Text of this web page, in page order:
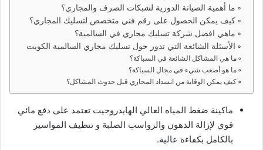
ما أهمية الصيانة الدورية لشبكات الصرف والمجاري؟
كيف يمكن الحصول على رقم فني متخصص لتسليك المجاري؟
ماهي افضل شركة تسليك مجاري في السالمية؟
الأسئلة الشائعة التي تدور حول تسليك مجاري السالمية الكويت
ما هي المشاكل الشائعة في السباكة؟
ما هو أصعب شيء في مجال السباكة؟
كيف يمكن الوقاية من انسداد المجاري قبل حدوث المشاكل؟
ماكينة ضغط المياه العالي الهايدروجيت تعتمد على دفع مائي
قوي لإزالة الدهون والرواسب الصلبة و تنظيف المواسير
بالكامل بكفاءة عالية.